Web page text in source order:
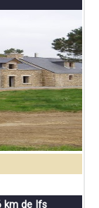
km de Ifs